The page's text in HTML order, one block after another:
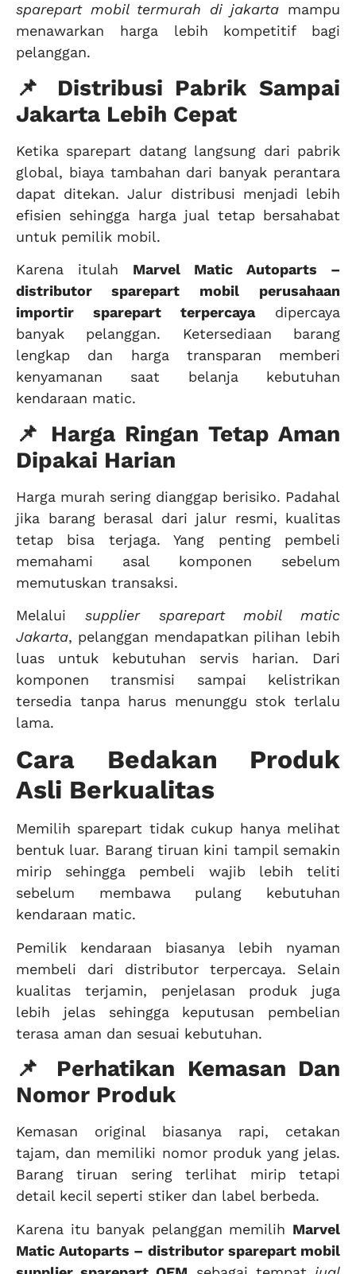
sparepart mobil termurah di jakarta mampu
menawarkan harga lebih kompetitif bagi
pelanggan.
📌 Distribusi Pabrik Sampai
Jakarta Lebih Cepat
Ketika sparepart datang langsung dari pabrik
global, biaya tambahan dari banyak perantara
dapat ditekan. Jalur distribusi menjadi lebih
efisien sehingga harga jual tetap bersahabat
untuk pemilik mobil.
Karena itulah Marvel Matic Autoparts –
distributor sparepart mobil
perusahaan
importir sparepart terpercayadipercaya
banyak pelanggan. Ketersediaan barang
lengkap dan harga transparan memberi
kenyamanan saat belanja kebutuhan
kendaraan matic.
📌 Harga Ringan Tetap Aman
Dipakai Harian
Harga murah sering dianggap berisiko. Padahal
jika barang berasal dari jalur resmi, kualitas
tetap bisa terjaga. Yang penting pembeli
memahami asal komponen sebelum
memutuskan transaksi.
Melalui supplier sparepart mobil matic
Jakarta, pelanggan mendapatkan pilihan lebih
luas untuk kebutuhan servis harian. Dari
komponen transmisi sampai kelistrikan
tersedia tanpa harus menunggu stok terlalu
lama.
Cara Bedakan Produk
Asli Berkualitas
Memilih sparepart tidak cukup hanya melihat
bentuk luar. Barang tiruan kini tampil semakin
mirip sehingga pembeli wajib lebih teliti
sebelum membawa pulang kebutuhan
kendaraan matic.
Pemilik kendaraan biasanya lebih nyaman
membeli dari distributor terpercaya. Selain
kualitas terjamin, penjelasan produk juga
lebih jelas sehingga keputusan pembelian
terasa aman dan sesuai kebutuhan.
📌 Perhatikan Kemasan Dan
Nomor Produk
Kemasan original biasanya rapi, cetakan
tajam, dan memiliki nomor produk yang jelas.
Barang tiruan sering terlihat mirip tetapi
detail kecil seperti stiker dan label berbeda.
Karena itu banyak pelanggan memilih Marvel
Matic Autoparts – distributor sparepart mobil